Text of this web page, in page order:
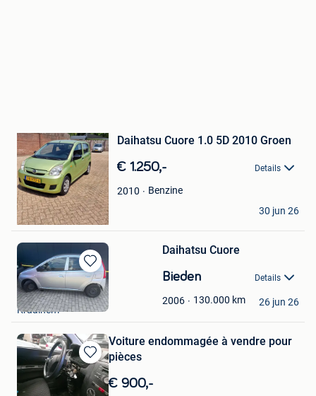
in
Mijn
Favorieten
Daihatsu Cuore 1.0 5D 2010 Groen
€ 1.250,- Details
2010
Benzine
Arthur Soons
Lanaken
30 jun 26
Bewaren
in
Mijn
Favorieten
Daihatsu Cuore
Bieden Details
2006 130.000 km
Tony Michel
Kraainem
26 jun 26
Bewaren
in
Mijn
Voiture endommagée à vendre pour
pièces
€ 900,-